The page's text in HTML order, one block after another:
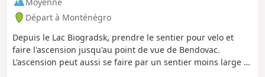
soigneusement entassés sans mortier, et parfois
grossièrement taillés. Probablement destiné à
transporter des armes et charges lourdes, peut-
être sur des rails, ce chemin présente peu de
déclivité.
Départ à Monténégro
Depuis le Lac Biogradsk, prendre le sentier pour velo et
faire l'ascension jusqu'au point de vue de Bendovac.
L'ascension peut aussi se faire par un sentier moins large et